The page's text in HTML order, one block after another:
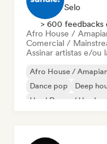
Selo
> 600 feedbacks
Afro House /
Comercial /
Assinar artistas e/ou
Afro House /
Dance pop
Deep
Hard Dance /